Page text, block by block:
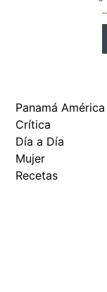
Día a Día
Mujer
Recetas